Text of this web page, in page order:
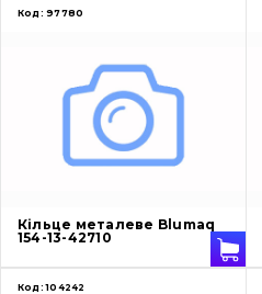
Код: 97780
Кільце металеве Blumaq
154-13-42710
Код: 104242